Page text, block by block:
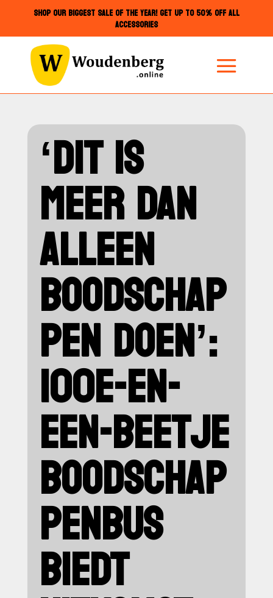
SHOP OUR BIGGEST SALE OF THE YEAR! GET UP TO 50% OFF ALL
ACCESSORIES
‘DIT IS
MEER DAN
ALLEEN
BOODSCHAP
PEN DOEN’:
100E-EN-
EEN-BEETJE
BOODSCHAP
PENBUS
BIEDT